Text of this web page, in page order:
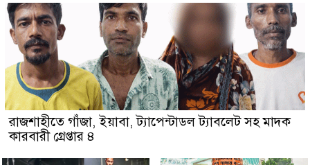
রাজশাহীতে গাঁজা, ইয়াবা, ট্যাপেন্টাডল ট্যাবলেট সহ মাদক
কারবারী গ্রেপ্তার ৪